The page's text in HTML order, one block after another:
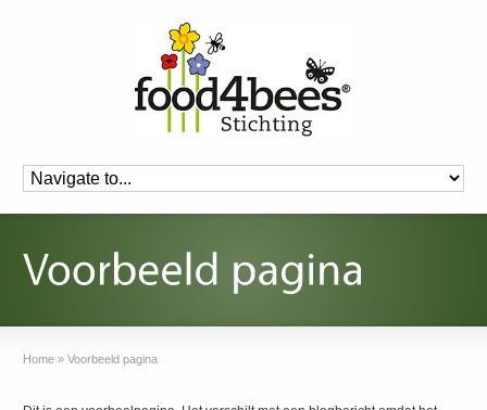
Home » Voorbeeld pagina